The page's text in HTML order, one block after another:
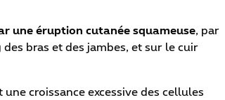
une éruption cutanée squameuse, par
bras et des jambes, et sur le cuir
croissance excessive des cellules